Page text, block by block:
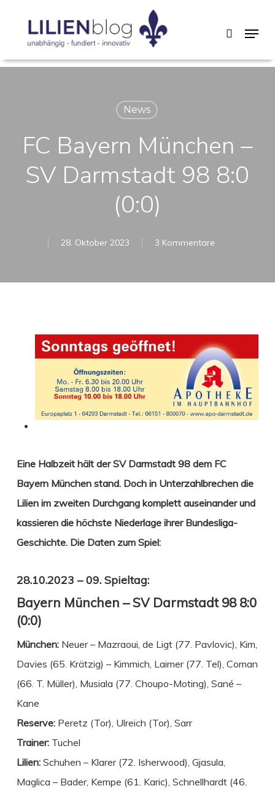
content
search
Menu
News
FC Bayern München –
SV Darmstadt 98 8:0
(0:0)
28. Oktober 2023 3 Kommentare
Eine Halbzeit hält der SV Darmstadt 98 dem FC
Bayern München stand. Doch in Unterzahlbrechen die
Lilien im zweiten Durchgang komplett auseinander und
kassieren die höchste Niederlage ihrer Bundesliga-
Geschichte. Die Daten zum Spiel:
28.10.2023 – 09. Spieltag:
Bayern München –SV Darmstadt 98 8:0
(0:0)
München: Neuer – Mazraoui, de Ligt (77. Pavlovic), Kim,
Davies (65. Krätzig) – Kimmich, Laimer (77. Tel), Coman
(66. T. Müller), Musiala (77. Choupo-Moting), Sané –
Kane
Reserve: Peretz (Tor), Ulreich (Tor), Sarr
Trainer: Tuchel
Lilien: Schuhen – Klarer (72. Isherwood), Gjasula,
Maglica – Bader, Kempe (61. Karic), Schnellhardt (46.